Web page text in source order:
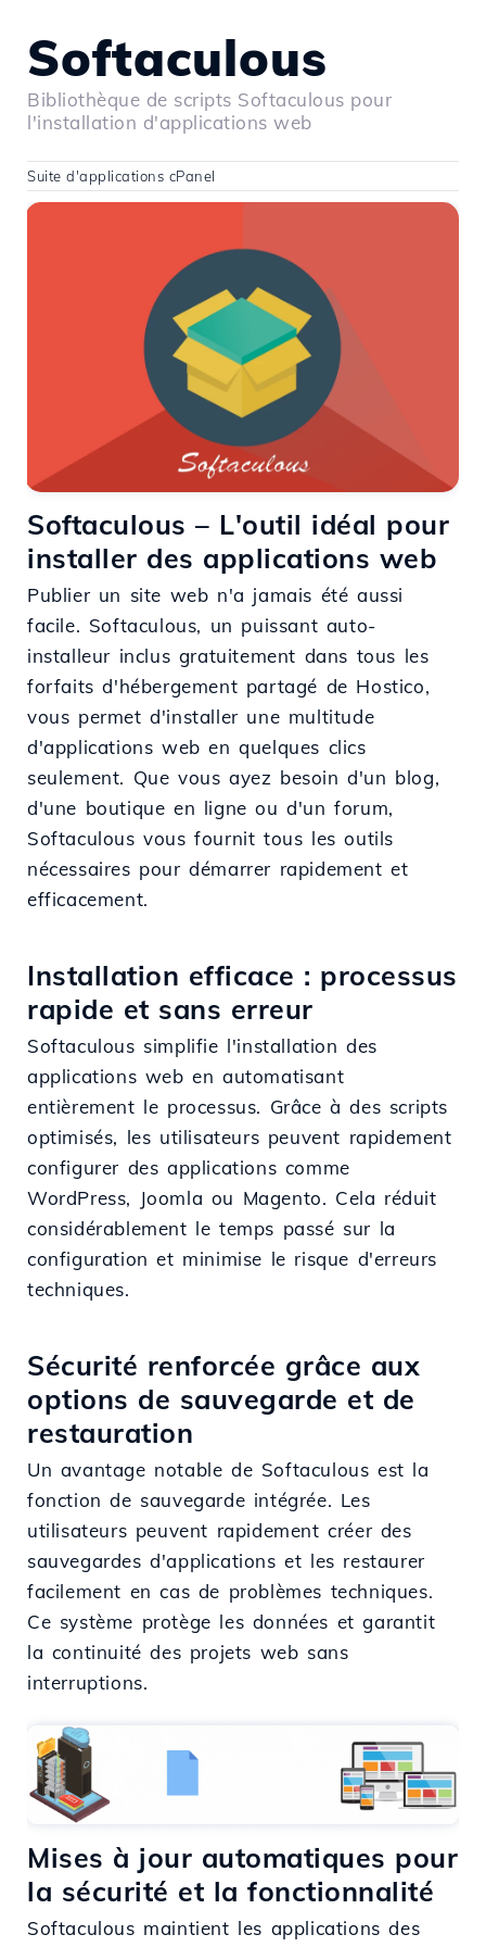
Softaculous
Bibliothèque de scripts Softaculous pour
l'installation d'applications web
Suite d'applications cPanel
Softaculous – L'outil idéal pour
installer des applications web
Publier un site web n'a jamais été aussi
facile. Softaculous, un puissant auto-
installeur inclus gratuitement dans tous les
forfaits d'hébergement partagé de Hostico,
vous permet d'installer une multitude
d'applications web en quelques clics
seulement. Que vous ayez besoin d'un blog,
d'une boutique en ligne ou d'un forum,
Softaculous vous fournit tous les outils
nécessaires pour démarrer rapidement et
efficacement.
Installation efficace : processus
rapide et sans erreur
Softaculous simplifie l'installation des
applications web en automatisant
entièrement le processus. Grâce à des scripts
optimisés, les utilisateurs peuvent rapidement
configurer des applications comme
WordPress, Joomla ou Magento. Cela réduit
considérablement le temps passé sur la
configuration et minimise le risque d'erreurs
techniques.
Sécurité renforcée grâce aux
options de sauvegarde et de
restauration
Un avantage notable de Softaculous est la
fonction de sauvegarde intégrée. Les
utilisateurs peuvent rapidement créer des
sauvegardes d'applications et les restaurer
facilement en cas de problèmes techniques.
Ce système protège les données et garantit
la continuité des projets web sans
interruptions.
Mises à jour automatiques pour
la sécurité et la fonctionnalité
Softaculous maintient les applications des